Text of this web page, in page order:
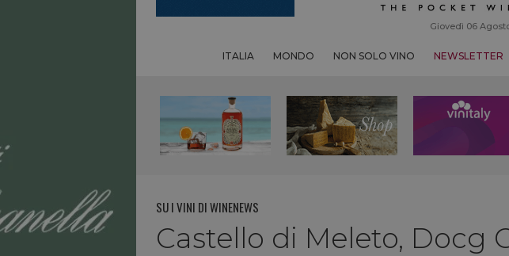
Giovedì 06
ITALIA MONDO NON SOLO VINO NEWSLETTER
SU I VINI DI WINENEWS
Castello di Meleto, Docg